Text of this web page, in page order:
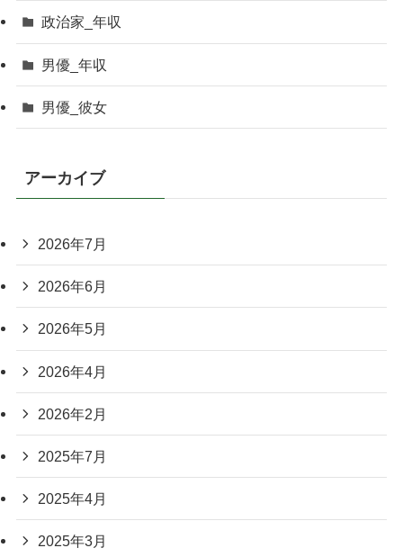
政治家_年収
男優_年収
男優_彼女
アーカイブ
2026年7月
2026年6月
2026年5月
2026年4月
2026年2月
2025年7月
2025年4月
2025年3月